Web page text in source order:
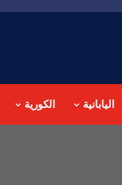
اليابانية الكورية